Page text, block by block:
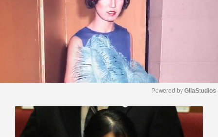
M
u
t
Powered by GliaStudios